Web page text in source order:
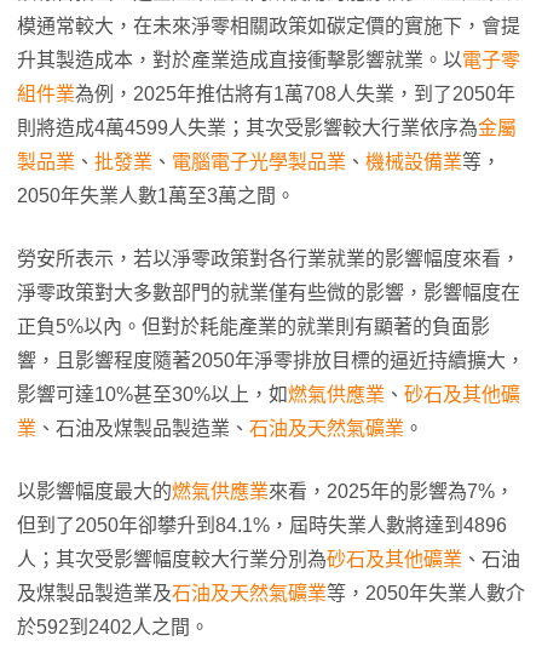
模通常較大，在未來淨零相關政策如碳定價的實施下，會提
升其製造成本，對於產業造成直接衝擊影響就業。以電子零
組件業為例，2025年推估將有1萬708人失業，到了2050年
則將造成4萬4599人失業；其次受影響較大行業依序為金屬
製品業 、 批發業 、 電腦電子光學製品業 、 機械設備業等，
2050年失業人數1萬至3萬之間。
勞安所表示，若以淨零政策對各行業就業的影響幅度來看，
淨零政策對大多數部門的就業僅有些微的影響，影響幅度在
正負5%以內。但對於耗能產業的就業則有顯著的負面影
響，且影響程度隨著2050年淨零排放目標的逼近持續擴大，
影響可達10%甚至30%以上，如燃氣供應業 、 砂石及其他礦
業 、石油及煤製品製造業、 石油及天然氣礦業 。
以影響幅度最大的燃氣供應業來看，2025年的影響為7%，
但到了2050年卻攀升到84.1%，屆時失業人數將達到4896
人；其次受影響幅度較大行業分別為砂石及其他礦業 、石油
及煤製品製造業及石油及天然氣礦業等，2050年失業人數介
於592到2402人之間。